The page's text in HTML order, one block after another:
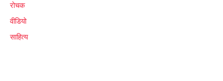
रोचक
वीडियो
साहित्य